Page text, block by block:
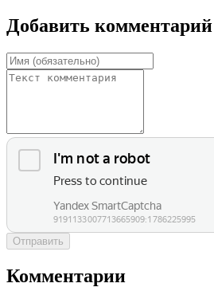
Добавить комментарий
Отправить
Комментарии